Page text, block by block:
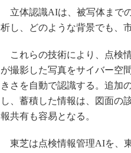
立体認識AIは、被写体まで
析し、どのような背景でも、
これらの技術により、点検
が撮影した写真をサイバー空
きさを自動で認識する。追加
し、蓄積した情報は、図面の
報共有も容易となる。
東芝は点検情報管理AIを、